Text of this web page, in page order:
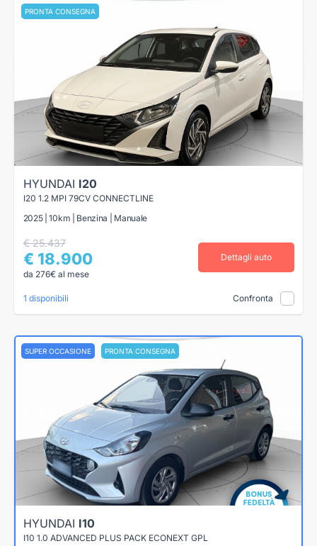
PRONTA CONSEGNA
HYUNDAI I20
I20 1.2 MPI 79CV CONNECTLINE
2025 | 10km | Benzina | Manuale
€ 25.437
€ 18.900
da 276€ al mese
Dettagli auto
1 disponibili Confronta
SUPER OCCASIONE PRONTA CONSEGNA
HYUNDAI I10
I10 1.0 ADVANCED PLUS PACK ECONEXT GPL